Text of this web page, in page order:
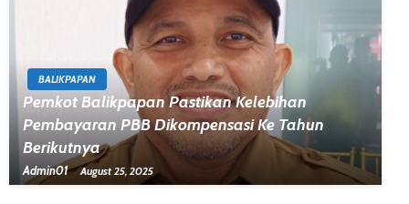
BALIKPAPAN
Pemkot Balikpapan Pastikan Kelebihan
Pembayaran PBB Dikompensasi Ke Tahun
Berikutnya
Admin01 August 25, 2025